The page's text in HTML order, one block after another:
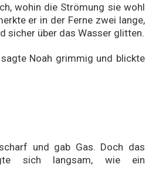
wohin die Strömung sie wohl
er in der Ferne zwei lange,
sicher über das Wasser glitten.
Noah grimmig und blickte
und gab Gas. Doch das
sich langsam, wie ein